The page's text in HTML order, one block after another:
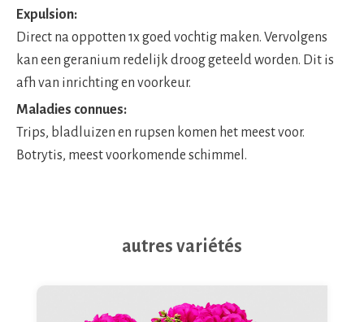
Expulsion:
Direct na oppotten 1x goed vochtig maken. Vervolgens
kan een geranium redelijk droog geteeld worden. Dit is
afh van inrichting en voorkeur.
Maladies connues:
Trips, bladluizen en rupsen komen het meest voor.
Botrytis, meest voorkomende schimmel.
autres variétés